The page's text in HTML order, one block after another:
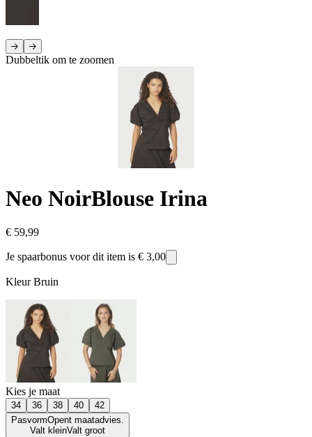
Dubbeltik om te zoomen
Neo NoirBlouse Irina
€ 59,99
Je spaarbonus voor dit item is € 3,00
KleurBruin
Kies je maat
34 36 38 40
42
PasvormOpent maatadvies.
Valt kleinValt groot